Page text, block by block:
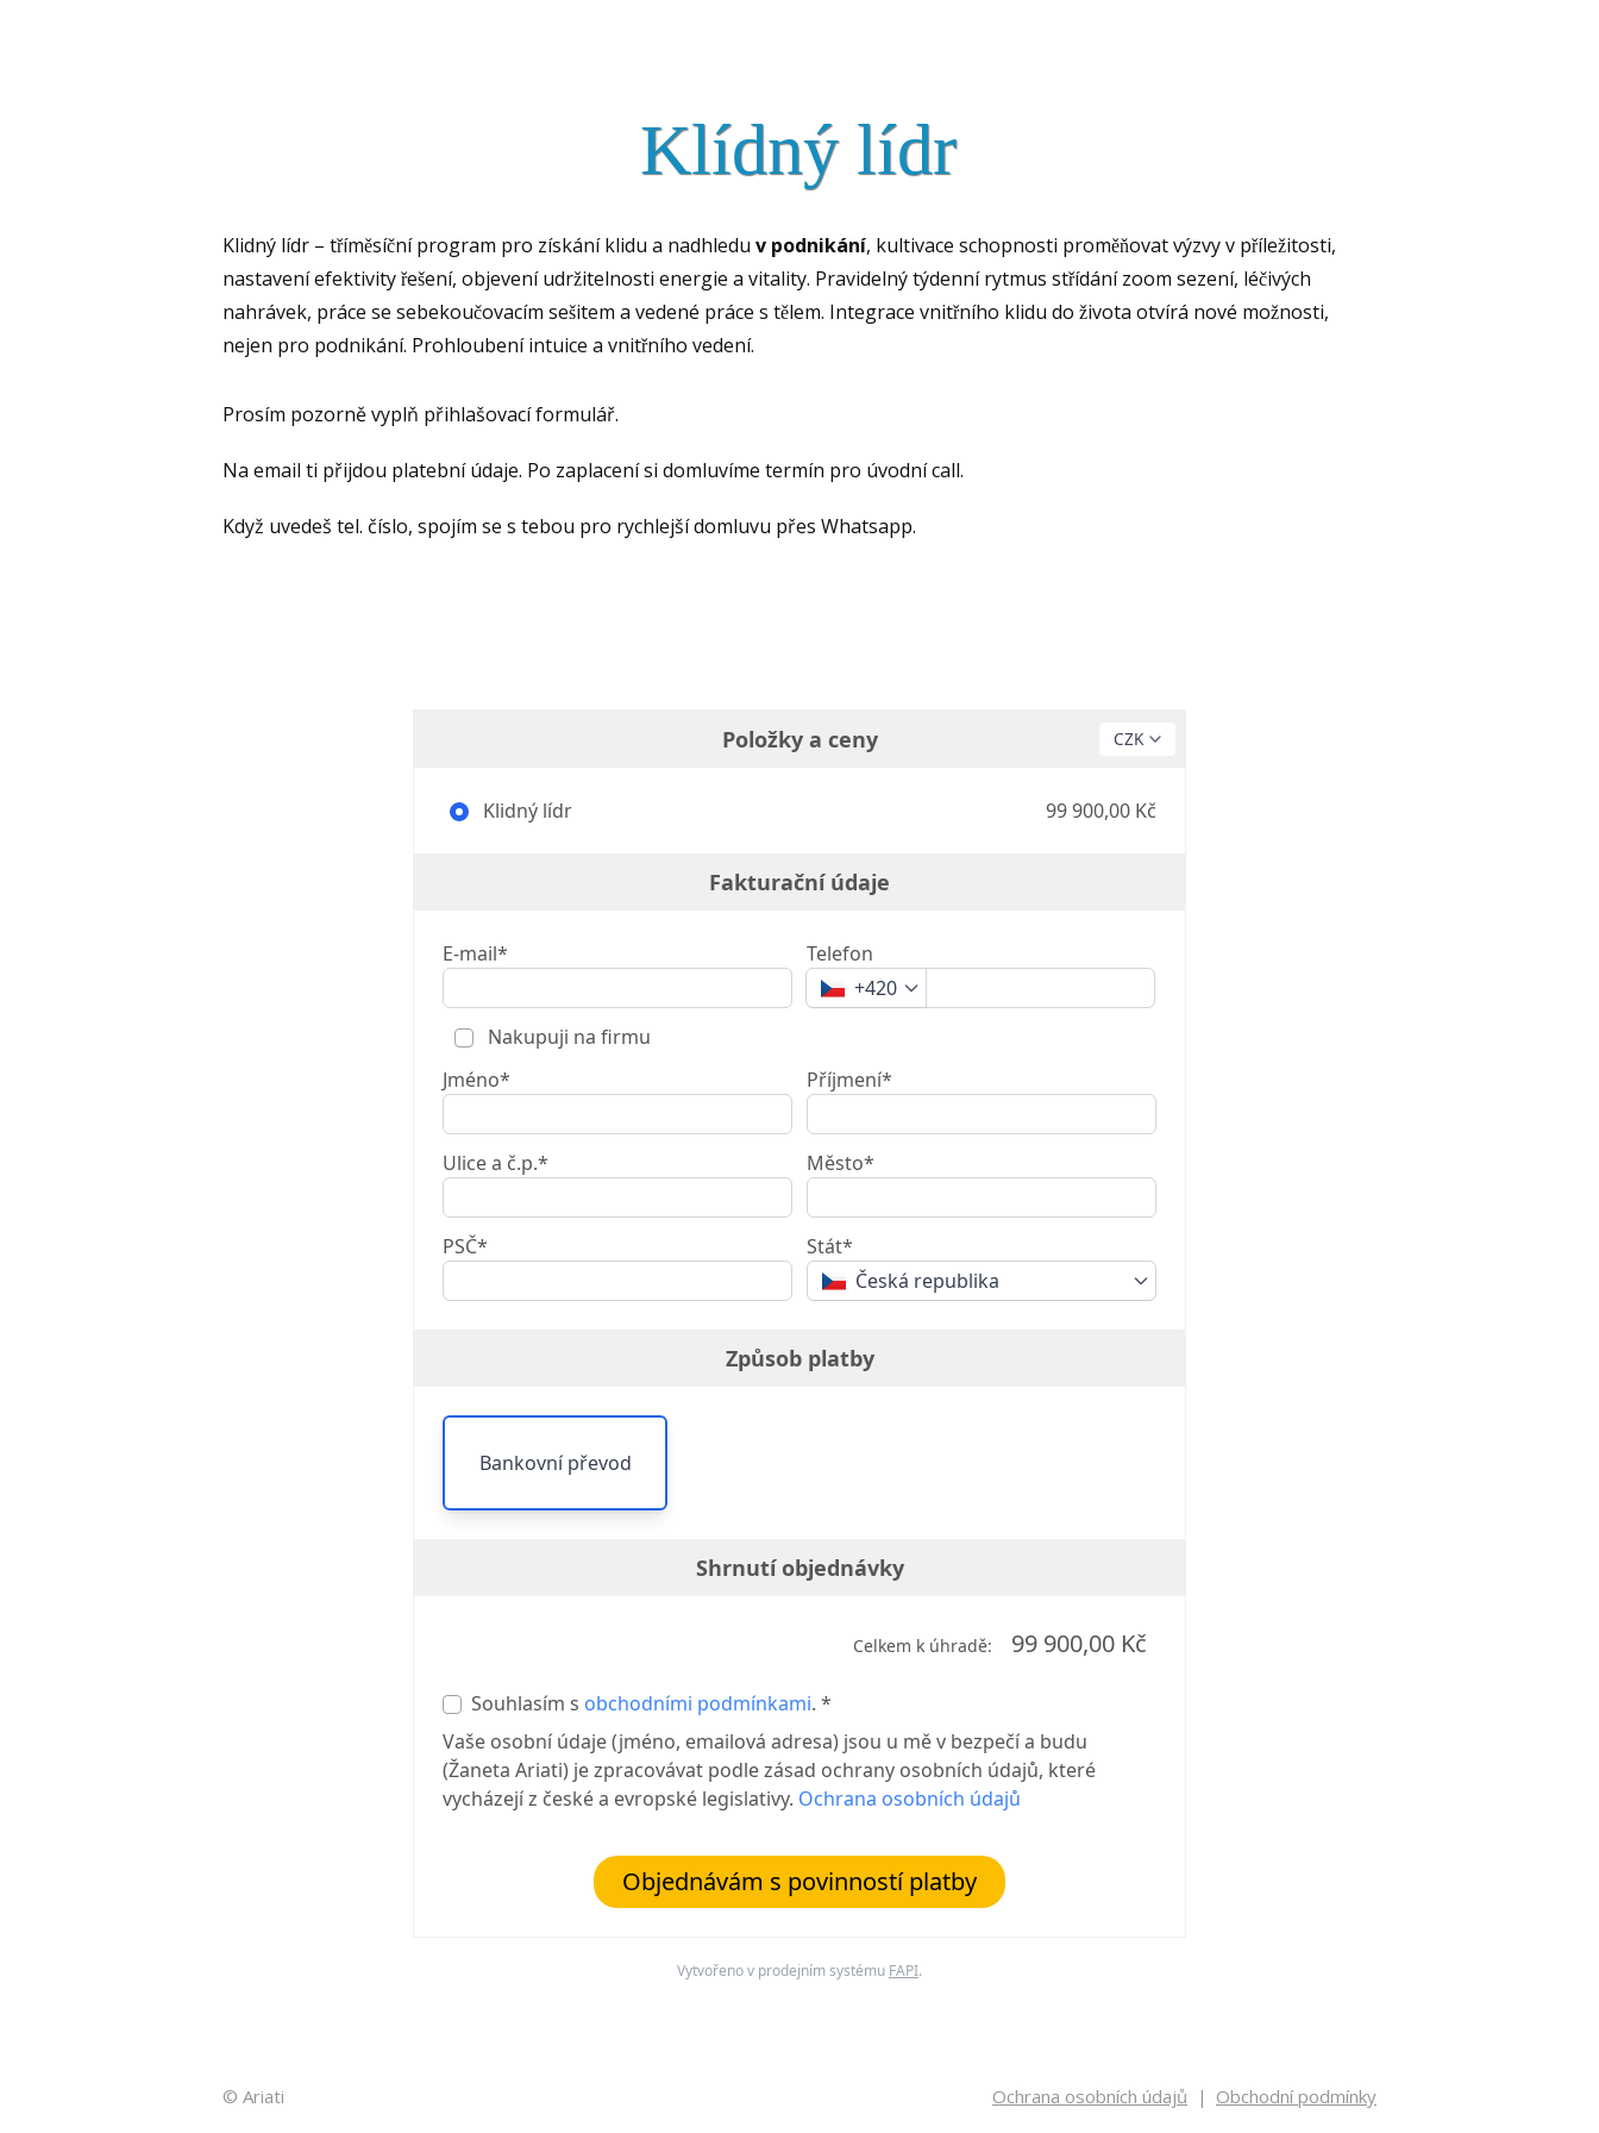
Klídný lídr
Klidný lídr – tříměsíční program pro získání klidu a nadhledu v podnikání, kultivace schopnosti proměňovat výzvy v příležitosti,
nastavení efektivity řešení, objevení udržitelnosti energie a vitality. Pravidelný týdenní rytmus střídání zoom sezení, léčivých
nahrávek, práce se sebekoučovacím sešitem a vedené práce s tělem. Integrace vnitřního klidu do života otvírá nové možnosti,
nejen pro podnikání. Prohloubení intuice a vnitřního vedení.
Prosím pozorně vyplň přihlašovací formulář.
Na email ti přijdou platební údaje. Po zaplacení si domluvíme termín pro úvodní call.
Když uvedeš tel. číslo, spojím se s tebou pro rychlejší domluvu přes Whatsapp.
Položky a ceny
Klidný lídr 99 900,00 Kč
Fakturační údaje
E-mail*
Telefon
+420
Nakupuji na firmu
Jméno*
Příjmení*
Ulice a č.p.* Město*
PSČ*
Stát*
Česká republika
Způsob platby
Bankovní převod
Shrnutí objednávky
Celkem k úhradě: 99 900,00 Kč
Souhlasím s obchodními podmínkami. *
Vaše osobní údaje (jméno, emailová adresa) jsou u mě v bezpečí a budu
(Žaneta Ariati) je zpracovávat podle zásad ochrany osobních údajů, které
vycházejí z české a evropské legislativy. Ochrana osobních údajů
Objednávám s povinností platby
Vytvořeno v prodejním systému FAPI.
Ochrana osobních údajů Obchodní podmínky
© Ariati